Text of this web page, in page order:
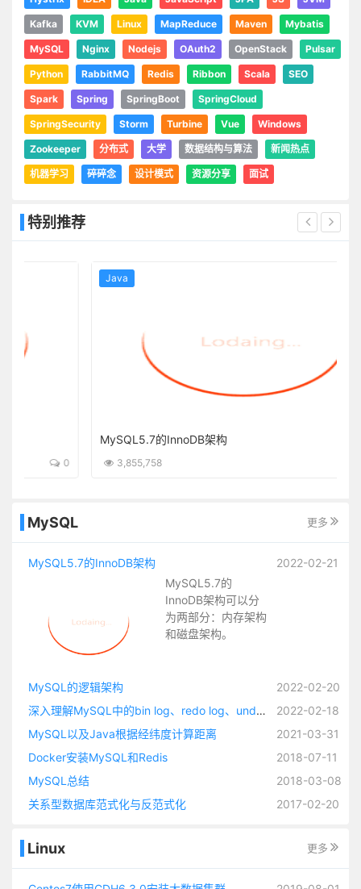
Kafka KVM Linux MapReduce Maven Mybatis
MySQL Nginx Nodejs OAuth2 OpenStack Pulsar
Python RabbitMQ Redis Ribbon Scala SEO
Spark Spring SpringBoot SpringCloud
SpringSecurity Storm Turbine Vue Windows
Zookeeper 分布式 大学 数据结构与算法 新闻热点
机器学习 碎碎念 设计模式 资源分享 面试
特别推荐
MySQL5.7的InnoDB架构
3,855,758
MySQL 更多
MySQL5.7的InnoDB架构
MySQL5.7的
InnoDB架构可以分
为两部分：内存架构
和磁盘架构。
2022-02-21
MySQL的逻辑架构
2022-02-20
深入理解MySQL中的bin log、redo log、undo log
2022-02-18
MySQL以及Java根据经纬度计算距离
2021-03-31
Docker安装MySQL和Redis
2018-07-11
MySQL总结
2018-03-08
关系型数据库范式化与反范式化
2017-02-20
Linux 更多